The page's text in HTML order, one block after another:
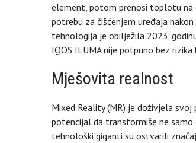
element, potom prenosi toplotu na
potrebu za čišćenjem uređaja
tehnologija je obilježila 2023.
IQOS ILUMA nije potpuno bez
Mješovita realnost
Mixed Reality (MR) je doživjela
potencijal da transformiše ne samo
tehnološki giganti su ostvarili